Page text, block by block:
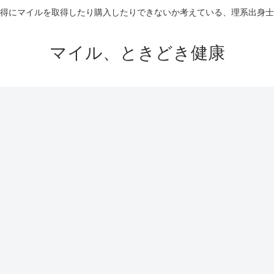
にマイルを取得したり購入したりできないか考えている、理系出身
マイル、ときどき健康